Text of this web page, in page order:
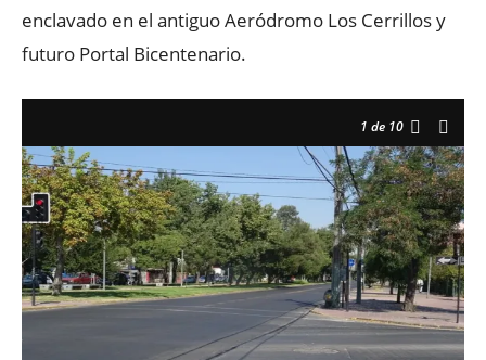
enclavado en el antiguo Aeródromo Los Cerrillos y
futuro Portal Bicentenario.
1 de 10